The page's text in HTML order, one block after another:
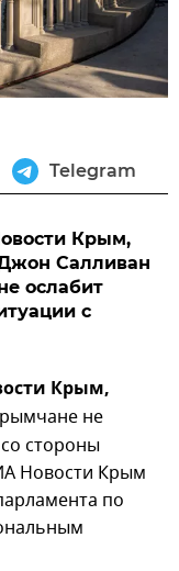
Telegram
Крым,
Салливан
ослабит
с
Крым,
не
стороны
Новости Крым
по